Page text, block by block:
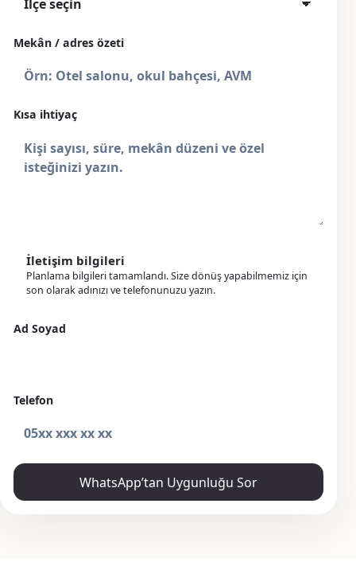
Mekân / adres özeti
Kısa ihtiyaç
İletişim bilgileri
Planlama bilgileri tamamlandı. Size dönüş yapabilmemiz için
son olarak adınızı ve telefonunuzu yazın.
Ad Soyad
Telefon
WhatsApp’tan Uygunluğu Sor